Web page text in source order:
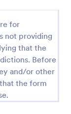
for
not providing
that the
Before
and/or other
the form